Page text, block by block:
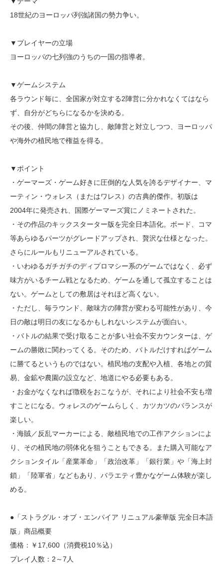
18世紀のヨーロッパ列強諸国の勢力争い。
▼プレイヤーの立場
ヨーロッパの七列強のうちの一国の指導者。
▼ゲームシステム
各ラウンド毎に、全国家が対立する2陣営に分かれなくてはなら
ず、自分がどちらになるかを決める。
その後、仲間の陣営と協力し、敵陣営と対立しつつ、ヨーロッパ
や海外の植民地で権益を得る。
▼ポイント
・ゲーマーズ・ゲーム好きに圧倒的な人気を誇るデザイナー、マ
ーティン・ウォレス（またはワレス）の古典的傑作。初版は
2004年に発売され、国際ゲーマーズ賞にノミネートされた。
・その作品のキックスターター版を完全日本語化。ボード、コマ
等あらゆるパーツがグレードアップされ、贅沢な仕様となった。
さらにルールもリニューアルされている。
・いわゆるガチガチのディプロマシー系のゲームではなく、必ず
味方がいるチーム戦となるため、ゲームを通して孤立することは
ない。ゲームとしての敷居はそれほど高くない。
・ただし、毎ラウンド、敵味方の陣営が変わる可能性があり、今
日の敵は明日の友になるかもしれないシステムが面白い。
・バトルの結果で受け取ることが多い社会不安カウンターは、ゲ
ームの勝敗に関わってくる。そのため、バトルだけすればゲーム
に勝てるというものではない。植民地の支配や入植、各地との貿
易、金鉱や農園の設立など、地道にやる必要もある。
・お金がなくなれば徴税をおこなうが、それにより社会不安も増
すことになる。ウォレスのゲームらしく、カツカツのバランスが
楽しい。
・海賊／反乱マーカーによる、敵植民地での工作アクションによ
り、その植民地の弱体化を狙うこともできる。また購入可能なア
クションタイル「産業革命」「政治改革」「銀行業」や「海上封
鎖」「陸軍省」などもあり、バラエティ豊かなゲーム体験が楽し
める。
●「ストラグル・オブ・エンパイア リニュアル豪華版 完全日本語
版」商品概要
価格：￥17,600（消費税10％込）
プレイ人数：2～7人